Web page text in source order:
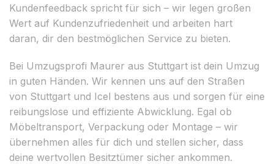
Kundenfeedback spricht für sich – wir legen großen
Wert auf Kundenzufriedenheit und arbeiten hart
daran, dir den bestmöglichen Service zu bieten.
Bei Umzugsprofi Maurer aus Stuttgart ist dein Umzug
in guten Händen. Wir kennen uns auf den Straßen
von Stuttgart und Icel bestens aus und sorgen für eine
reibungslose und effiziente Abwicklung. Egal ob
Möbeltransport, Verpackung oder Montage – wir
übernehmen alles für dich und stellen sicher, dass
deine wertvollen Besitztümer sicher ankommen.